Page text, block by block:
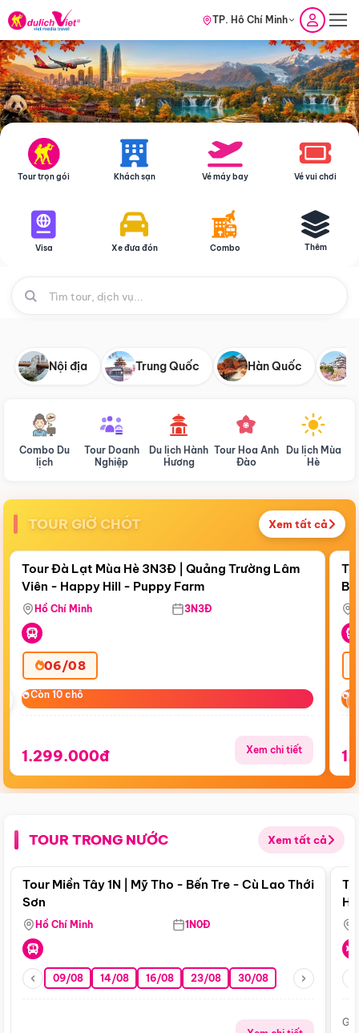
TP. Hồ Chí Minh
Tour trọn gói Khách sạn Vé máy bay Vé vui chơi
Visa Xe đưa đón Combo Thêm
Nội địa Trung Quốc Hàn Quốc
Combo Du
lịch
Tour Doanh
Nghiệp
Du lịch Hành
Hương
Tour Hoa Anh
Đào
Du lịch Mùa
Hè
TOUR GIỜ CHÓT Xem tất cả
Còn17:55:55
Điểm nổi bật
Tour Đà Lạt Mùa Hè 3N3Đ | Quảng Trường Lâm
Viên - Happy Hill - Puppy Farm
Hồ Chí Minh 3N3Đ
06/08
Còn 10 chỗ
Còn 10 chỗ
1.299.000đ Xem chi tiết
TOUR TRONG NƯỚC Xem tất cả
Điểm nổi bật
Tour Miền Tây 1N | Mỹ Tho - Bến Tre - Cù Lao Thới
Sơn
Hồ Chí Minh 1N0Đ
09/08 14/08 16/08 23/08 30/08